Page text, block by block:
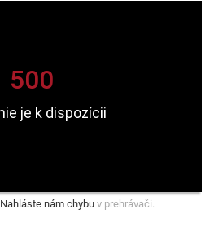
Nahláste nám chybu v prehrávači.